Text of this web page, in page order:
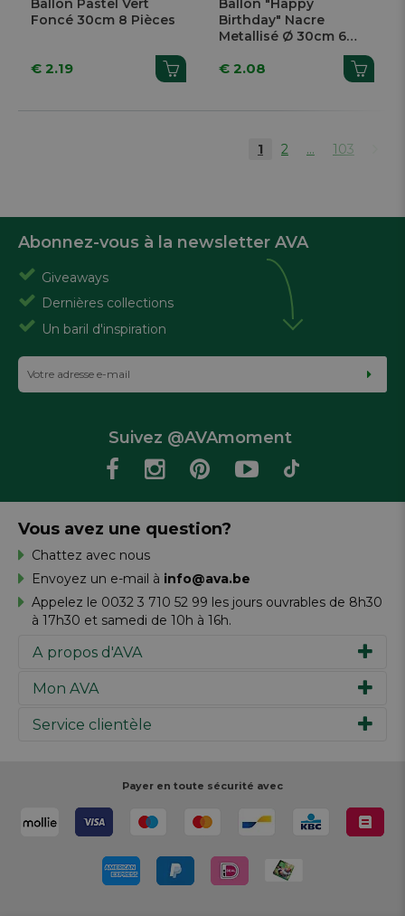
Ballon Pastel Vert
Foncé 30cm 8 Pièces
€ 2.19
Ballon "Happy
Birthday" Nacre
Metallisé Ø 30cm 6
€ 2.08
1 2 ... 103
Abonnez-vous à la newsletter AVA
Giveaways
Dernières collections
Un baril d'inspiration
Suivez @AVAmoment
A propos d'AVA
Notre histoire
Travailler chez AVA
Mon AVA
Inspiration
Réalisez votre création
Rédiger un commentaire
Service clientèle
Votre paiement
Votre livraison
Retour
Rappels de produits
Vous avez une question?
Chattez avec nous
Envoyez un e-mail à info@ava.be
Appelez le 0032 3 710 52 99 les jours ouvrables de 8h30
à 17h30 et samedi de 10h à 16h.
Payer en toute sécurité avec